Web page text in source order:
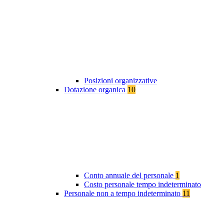
Posizioni organizzative
Dotazione organica 10
Conto annuale del personale 1
Costo personale tempo indeterminato
Personale non a tempo indeterminato 11